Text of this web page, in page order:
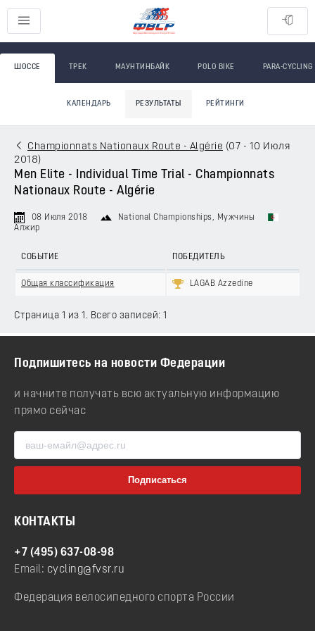
ШОССЕ ТРЕК МАУНТИНБАЙК POLO BIKE PARA-CYCLING
КАЛЕНДАРЬ РЕЗУЛЬТАТЫ РЕЙТИНГИ
Championnats Nationaux Route - Algérie (07 - 10 Июля
2018)
Men Elite - Individual Time Trial - Championnats
Nationaux Route - Algérie
08 Июля 2018 National Championships , Мужчины
Алжир
СОБЫТИЕ ПОБЕДИТЕЛЬ
Общая классификация LAGAB Azzedine
Страница 1 из 1. Всего записей: 1
Подпишитесь на новости Федерации
и начните получать всю актуальную информацию
прямо сейчас
КОНТАКТЫ
+7 (495) 637-08-98
Email: cycling@fvsr.ru
Федерация велосипедного спорта России